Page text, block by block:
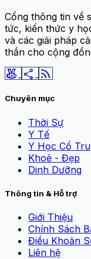
Cổng thông tin về
tức, kiến thức y
và các giải pháp
thần cho cộng
social_leaderboard share rss_feed
Chuyên mục
Thời Sự
Y Tế
Y Học Cổ
Khoẻ - Đẹp
Dinh Dưỡng
Thông tin & Hỗ trợ
Giới Thiệu
Chính Sách
Điều Khoản
Liên hệ